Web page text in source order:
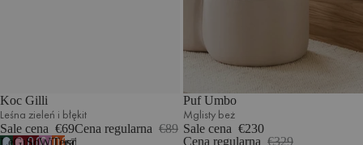
Koc Gilli
Leśna zieleń i błękit
Sale cena €69Cena regularna €89
7
Puf Umbo
Mglisty beż
Sale cena €230
Cena regularna €329